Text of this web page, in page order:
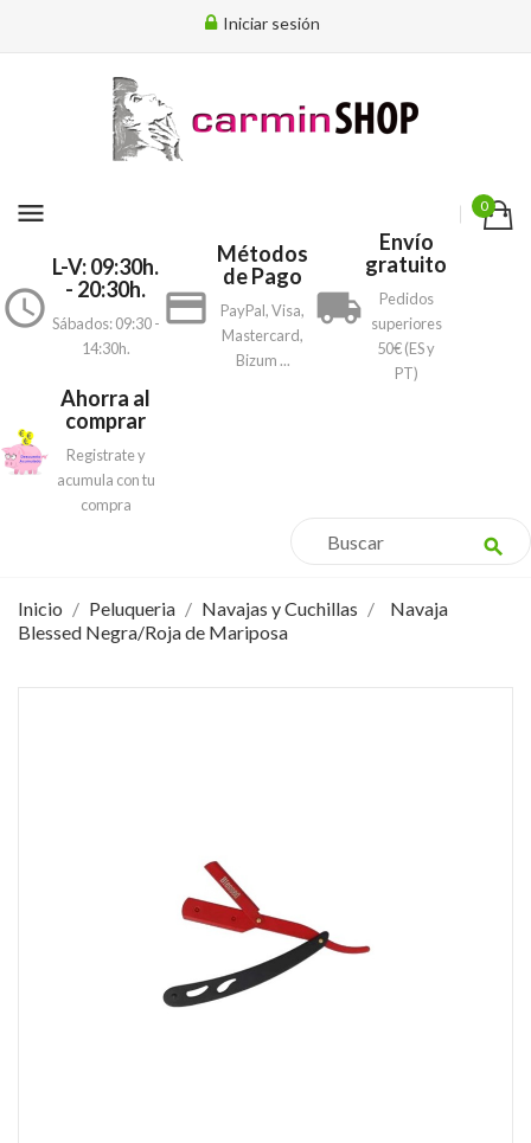
Iniciar sesión
menu 0
access_time
L-V: 09:30h.
- 20:30h.
Sábados: 09:30 -
14:30h.
payment
Métodos
de Pago
PayPal, Visa,
Mastercard,
Bizum ...
local_shipping
Envío
gratuito
Pedidos
superiores
50€ (ES y
PT)
Ahorra al
comprar
Registrate y
acumula con tu
compra
search
Inicio Peluqueria Navajas y Cuchillas
Navaja
Blessed Negra/Roja de Mariposa